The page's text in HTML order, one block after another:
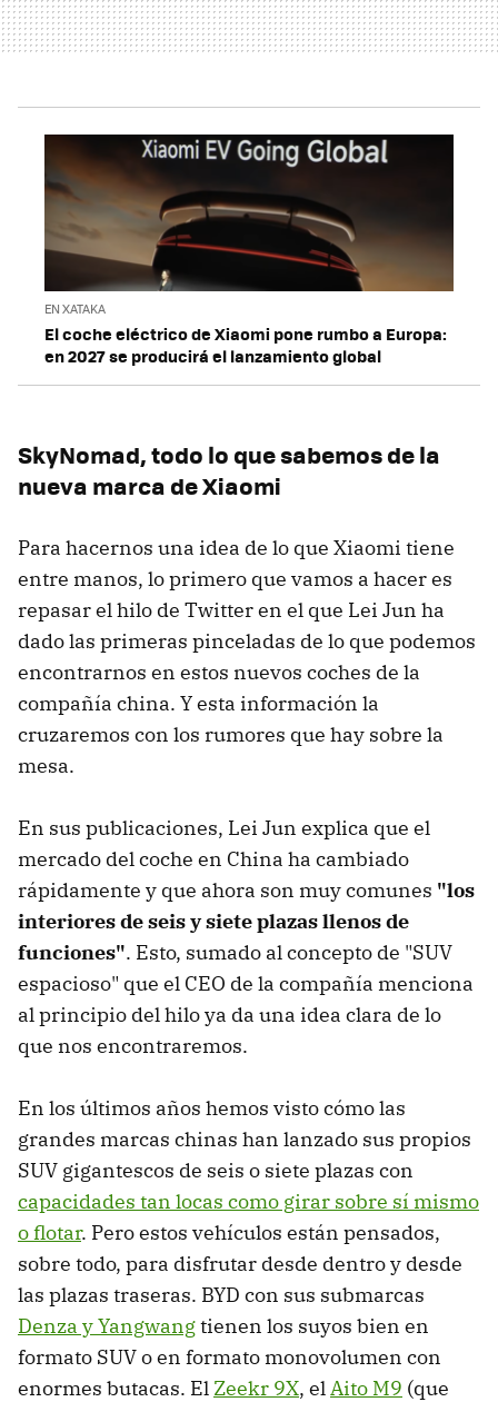
EN XATAKA
El coche eléctrico de Xiaomi pone rumbo a Europa:
en 2027 se producirá el lanzamiento global
SkyNomad, todo lo que sabemos de la
nueva marca de Xiaomi
Para hacernos una idea de lo que Xiaomi tiene
entre manos, lo primero que vamos a hacer es
repasar el hilo de Twitter en el que Lei Jun ha
dado las primeras pinceladas de lo que podemos
encontrarnos en estos nuevos coches de la
compañía china. Y esta información la
cruzaremos con los rumores que hay sobre la
mesa.
En sus publicaciones, Lei Jun explica que el
mercado del coche en China ha cambiado
rápidamente y que ahora son muy comunes "los
interiores de seis y siete plazas llenos de
funciones". Esto, sumado al concepto de "SUV
espacioso" que el CEO de la compañía menciona
al principio del hilo ya da una idea clara de lo
que nos encontraremos.
En los últimos años hemos visto cómo las
grandes marcas chinas han lanzado sus propios
SUV gigantescos de seis o siete plazas con
capacidades tan locas como girar sobre sí mismo
o flotar. Pero estos vehículos están pensados,
sobre todo, para disfrutar desde dentro y desde
las plazas traseras. BYD con sus submarcas
Denza y Yangwangtienen los suyos bien en
formato SUV o en formato monovolumen con
enormes butacas. El Zeekr 9X, elAito M9 (que